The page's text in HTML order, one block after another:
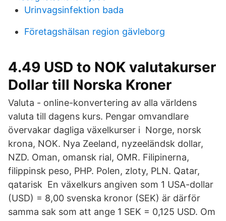
Urinvagsinfektion bada
Företagshälsan region gävleborg
4.49 USD to NOK valutakurser
Dollar till Norska Kroner
Valuta - online-konvertering av alla världens
valuta till dagens kurs. Pengar omvandlare
övervakar dagliga växelkurser i Norge, norsk
krona, NOK. Nya Zeeland, nyzeeländsk dollar,
NZD. Oman, omansk rial, OMR. Filipinerna,
filippinsk peso, PHP. Polen, zloty, PLN. Qatar,
qatarisk En växelkurs angiven som 1 USA-dollar
(USD) = 8,00 svenska kronor (SEK) är därför
samma sak som att ange 1 SEK = 0,125 USD. Om